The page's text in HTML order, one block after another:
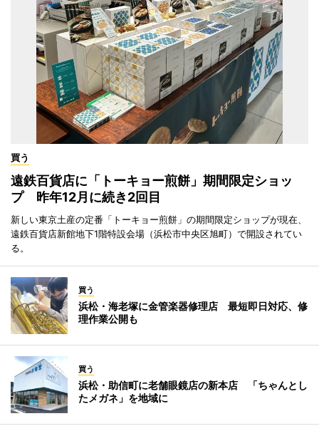
買う
遠鉄百貨店に「トーキョー煎餅」期間限定ショッ
プ 昨年12月に続き2回目
新しい東京土産の定番「トーキョー煎餅」の期間限定ショップが現在、
遠鉄百貨店新館地下1階特設会場（浜松市中央区旭町）で開設されてい
る。
買う
浜松・海老塚に金管楽器修理店 最短即日対応、修
理作業公開も
買う
浜松・助信町に老舗眼鏡店の新本店 「ちゃんとし
たメガネ」を地域に